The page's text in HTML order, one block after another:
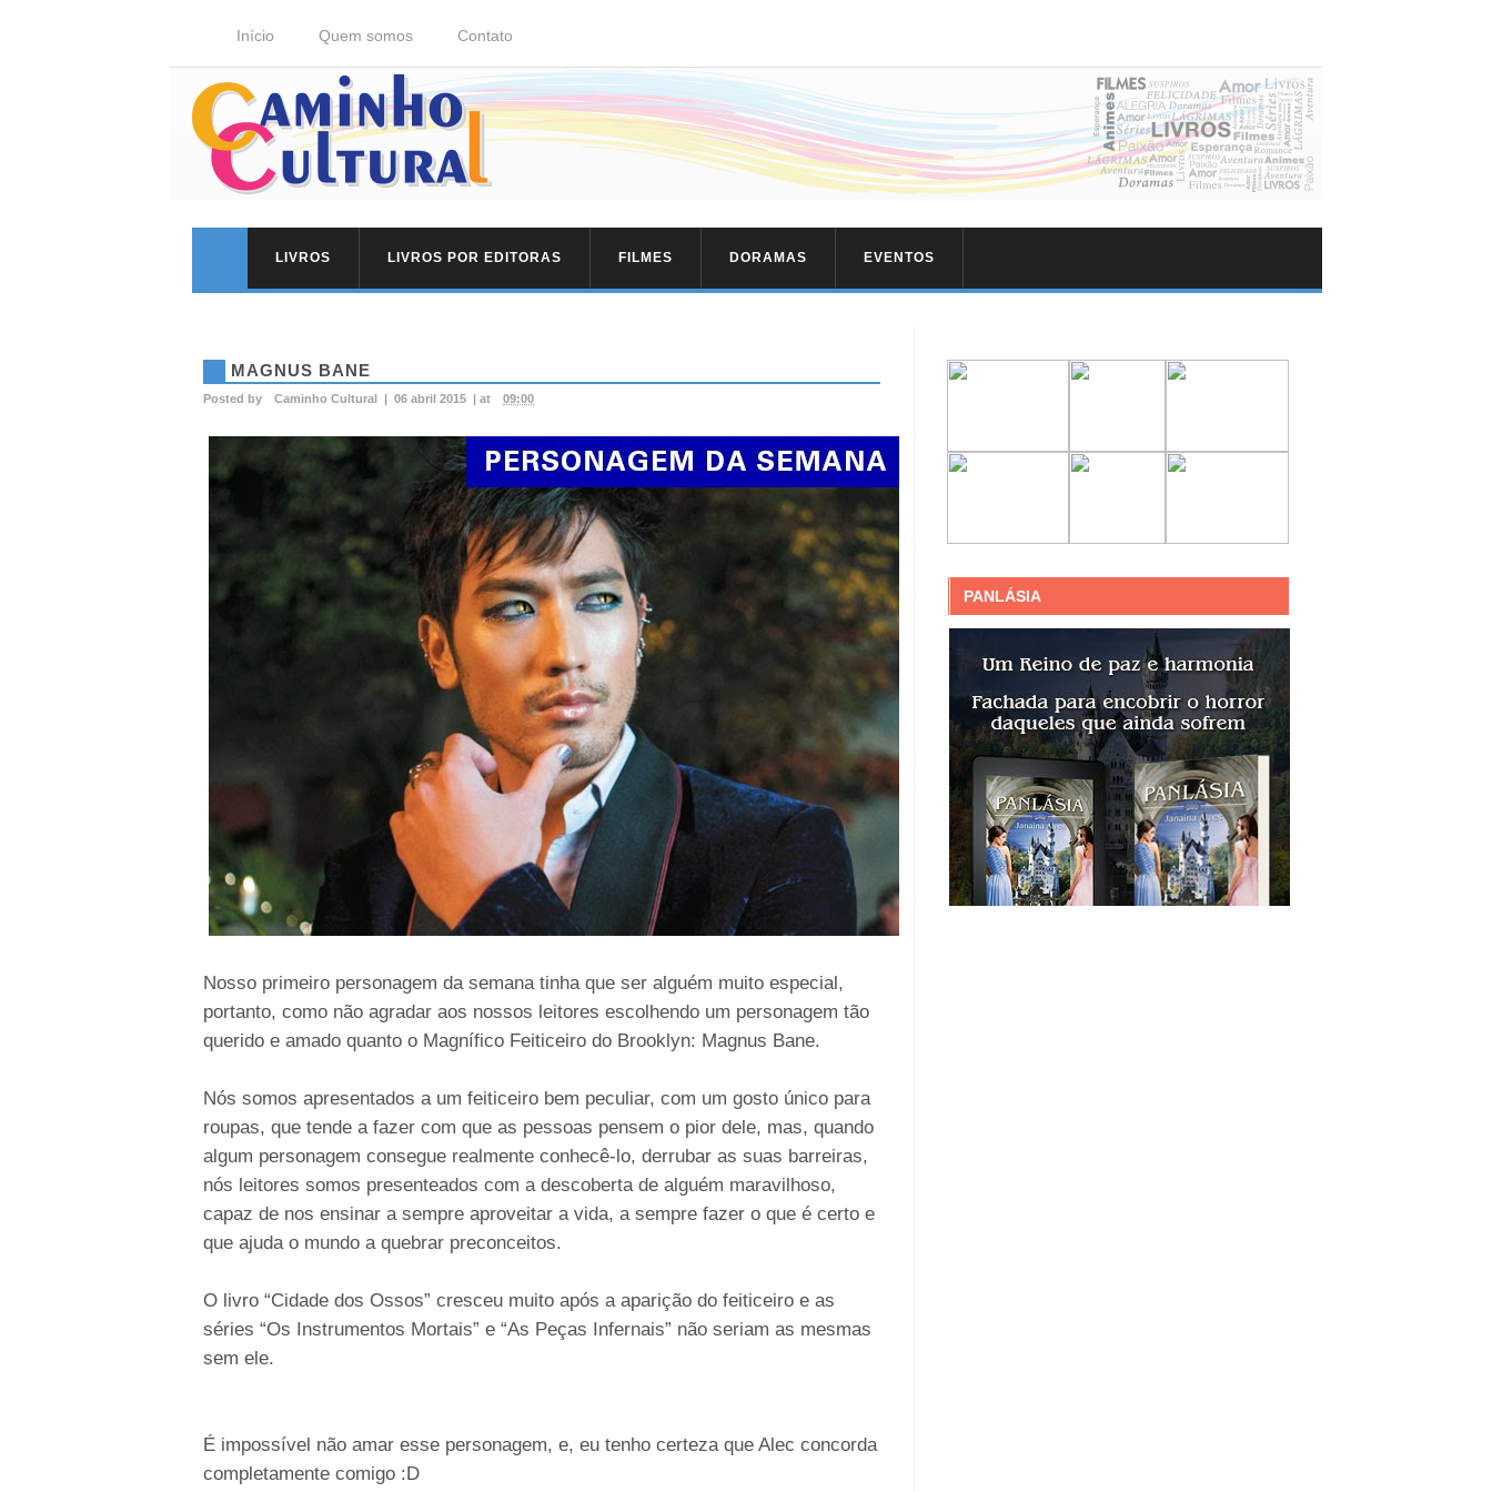
Início Quem somos Contato
LIVROS LIVROS POR EDITORAS FILMES DORAMAS EVENTOS
MAGNUS BANE
Posted by Caminho Cultural | 06 abril 2015 | at 09:00
Nosso primeiro personagem da semana tinha que ser alguém muito especial,
portanto, como não agradar aos nossos leitores escolhendo um personagem tão
querido e amado quanto o Magnífico Feiticeiro do Brooklyn: Magnus Bane.
Nós somos apresentados a um feiticeiro bem peculiar, com um gosto único para
roupas, que tende a fazer com que as pessoas pensem o pior dele, mas, quando
algum personagem consegue realmente conhecê-lo, derrubar as suas barreiras,
nós leitores somos presenteados com a descoberta de alguém maravilhoso,
capaz de nos ensinar a sempre aproveitar a vida, a sempre fazer o que é certo e
que ajuda o mundo a quebrar preconceitos.
O livro “Cidade dos Ossos” cresceu muito após a aparição do feiticeiro e as
séries “Os Instrumentos Mortais” e “As Peças Infernais” não seriam as mesmas
sem ele.
É impossível não amar esse personagem, e, eu tenho certeza que Alec concorda
completamente comigo :D
PANLÁSIA